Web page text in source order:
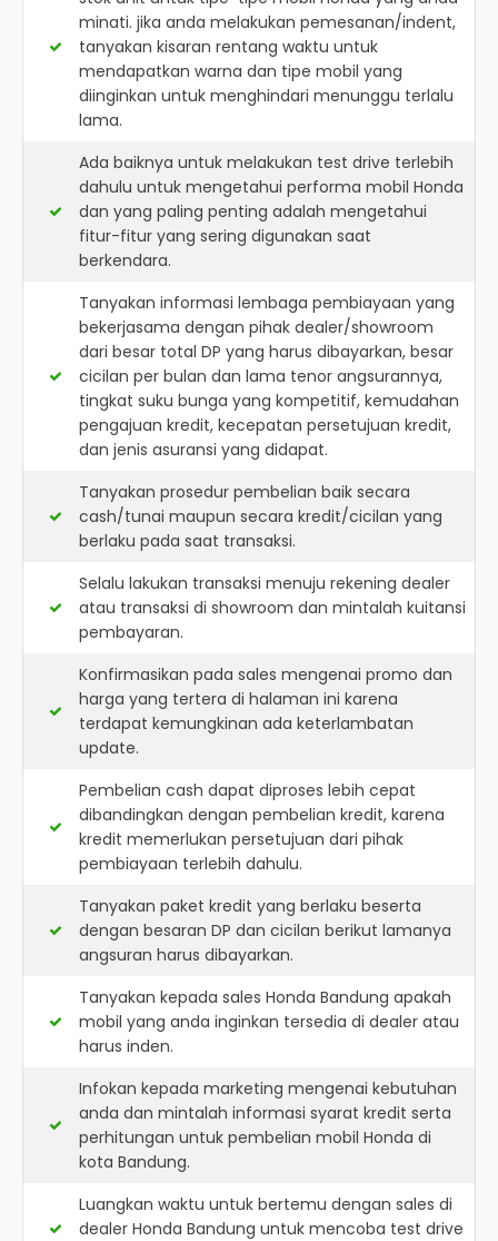
minati. jika anda melakukan pemesanan/indent,
tanyakan kisaran rentang waktu untuk
mendapatkan warna dan tipe mobil yang
diinginkan untuk menghindari menunggu terlalu
lama.
Ada baiknya untuk melakukan test drive terlebih
dahulu untuk mengetahui performa mobil Honda
dan yang paling penting adalah mengetahui
fitur-fitur yang sering digunakan saat
berkendara.
Tanyakan informasi lembaga pembiayaan yang
bekerjasama dengan pihak dealer/showroom
dari besar total DP yang harus dibayarkan, besar
cicilan per bulan dan lama tenor angsurannya,
tingkat suku bunga yang kompetitif, kemudahan
pengajuan kredit, kecepatan persetujuan kredit,
dan jenis asuransi yang didapat.
Tanyakan prosedur pembelian baik secara
cash/tunai maupun secara kredit/cicilan yang
berlaku pada saat transaksi.
Selalu lakukan transaksi menuju rekening dealer
atau transaksi di showroom dan mintalah kuitansi
pembayaran.
Konfirmasikan pada sales mengenai promo dan
harga yang tertera di halaman ini karena
terdapat kemungkinan ada keterlambatan
update.
Pembelian cash dapat diproses lebih cepat
dibandingkan dengan pembelian kredit, karena
kredit memerlukan persetujuan dari pihak
pembiayaan terlebih dahulu.
Tanyakan paket kredit yang berlaku beserta
dengan besaran DP dan cicilan berikut lamanya
angsuran harus dibayarkan.
Tanyakan kepada sales Honda Bandung apakah
mobil yang anda inginkan tersedia di dealer atau
harus inden.
Infokan kepada marketing mengenai kebutuhan
anda dan mintalah informasi syarat kredit serta
perhitungan untuk pembelian mobil Honda di
kota Bandung.
Luangkan waktu untuk bertemu dengan sales di
dealer Honda Bandung untuk mencoba test drive